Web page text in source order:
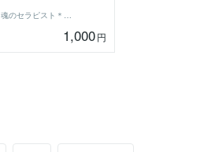
湖々まう＊魂のセラピスト＊カウンセラー
1,000円